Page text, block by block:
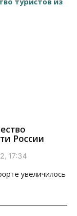
России
17:34
увеличилось